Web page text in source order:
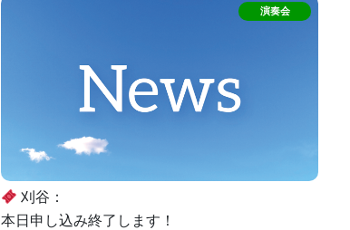
刈谷：
本日申し込み終了します！